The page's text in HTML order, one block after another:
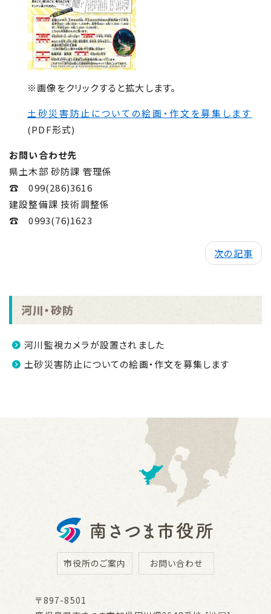
※画像をクリックすると拡大します。
土砂災害防止についての絵画・作文を募集します
(PDF形式)
お問い合わせ先
県土木部 砂防課 管理係
☎ 099(286)3616
建設整備課 技術調整係
☎ 0993(76)1623
次の記事
河川・砂防
河川監視カメラが設置されました
土砂災害防止についての絵画・作文を募集します
市役所のご案内 お問い合わせ
〒897-8501